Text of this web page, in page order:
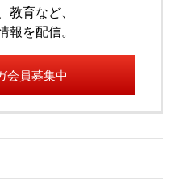
育など、
を配信。
会員募集中